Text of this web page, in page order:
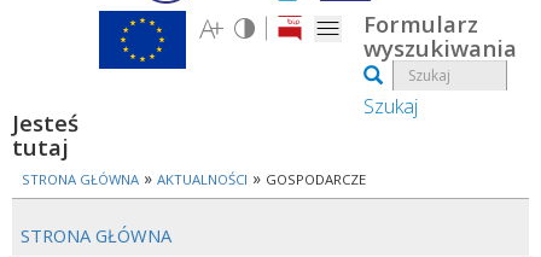
Formularz
wyszukiwania
Szukaj
Jesteś
tutaj
STRONA GŁÓWNA » AKTUALNOŚCI » GOSPODARCZE
STRONA GŁÓWNA